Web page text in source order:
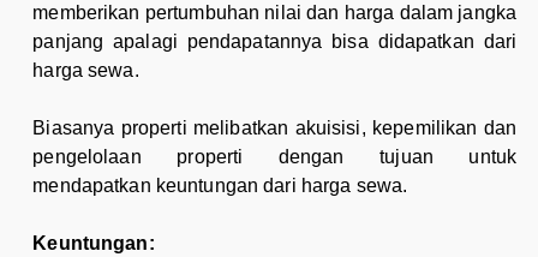
memberikan pertumbuhan nilai dan harga dalam jangka
panjang apalagi pendapatannya bisa didapatkan dari
harga sewa.
Biasanya properti melibatkan akuisisi, kepemilikan dan
pengelolaan properti dengan tujuan untuk
mendapatkan keuntungan dari harga sewa.
Keuntungan: